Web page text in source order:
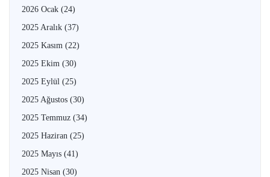
2026 Ocak (24)
2025 Aralık (37)
2025 Kasım (22)
2025 Ekim (30)
2025 Eylül (25)
2025 Ağustos (30)
2025 Temmuz (34)
2025 Haziran (25)
2025 Mayıs (41)
2025 Nisan (30)